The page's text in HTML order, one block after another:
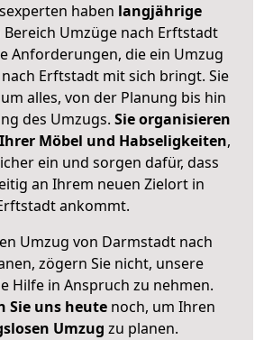
haben langjährige
Bereich Umzüge nach Erftstadt
Anforderungen, die ein Umzug
Erftstadt mit sich bringt. Sie
alles, von der Planung bis hin
des Umzugs. Sie organisieren
Möbel und Habseligkeiten,
ein und sorgen dafür, dass
an Ihrem neuen Zielort in
ankommt.
Umzug von Darmstadt nach
zögern Sie nicht, unsere
Hilfe in Anspruch zu nehmen.
Sie uns heutenoch, um Ihren
Umzug zu planen.